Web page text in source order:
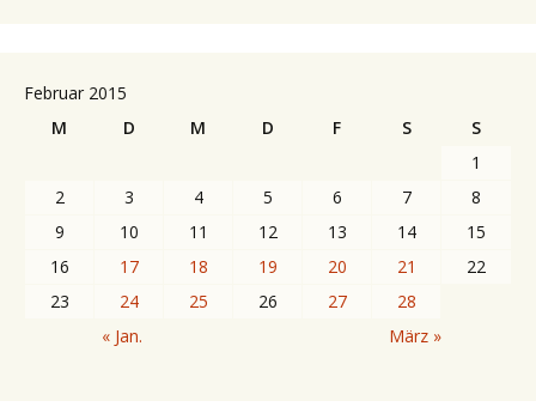
Februar 2015
M
D M D F S
S
1
2
3 4 5 6 7
8
9
10 11 12 13 14
15
16
17 18 19 20 21
22
23
24 25 26 27
28
« Jan.
März »